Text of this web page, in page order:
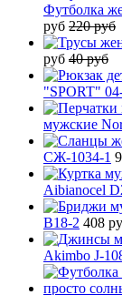
Футболка
руб 220 руб
руб 40 руб
"SPORT"
мужские
СЖ-1034-1
Aibianocel
B18-2 408
Akimbo J-